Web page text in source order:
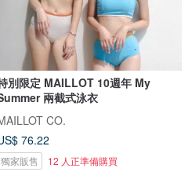
別限定 MAILLOT 10週年 My
兩截式泳衣
CO.
76.22
獨家販售 12 人正準備購買